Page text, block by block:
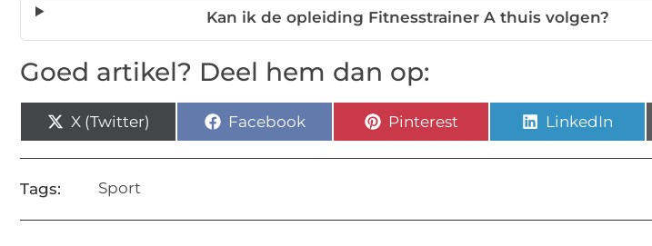
Kan ik de opleiding Fitnesstrainer A thuis volgen?
Goed artikel? Deel hem dan op:
X (Twitter) Facebook Pinterest LinkedIn
Tags: Sport